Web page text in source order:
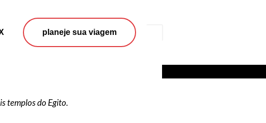
planeje sua viagem
templos do Egito.